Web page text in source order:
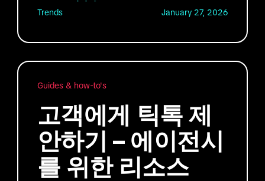
Trends January 27, 2026
Guides & how-to's
고객에게 틱톡 제
안하기 – 에이전시
를 위한 리소스